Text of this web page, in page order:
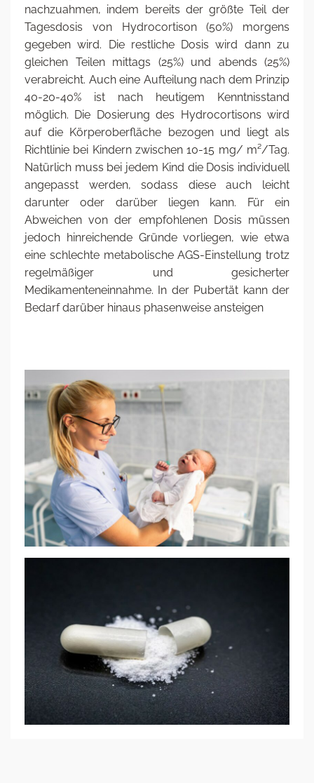
nachzuahmen, indem bereits der größte Teil der
Tagesdosis von Hydrocortison (50%) morgens
gegeben wird. Die restliche Dosis wird dann zu
gleichen Teilen mittags (25%) und abends (25%)
verabreicht. Auch eine Aufteilung nach dem Prinzip
40-20-40% ist nach heutigem Kenntnisstand
möglich. Die Dosierung des Hydrocortisons wird
auf die Körperoberfläche bezogen und liegt als
Richtlinie bei Kindern zwischen 10-15 mg/ m²/Tag.
Natürlich muss bei jedem Kind die Dosis individuell
angepasst werden, sodass diese auch leicht
darunter oder darüber liegen kann. Für ein
Abweichen von der empfohlenen Dosis müssen
jedoch hinreichende Gründe vorliegen, wie etwa
eine schlechte metabolische AGS-Einstellung trotz
regelmäßiger und gesicherter
Medikamenteneinnahme. In der Pubertät kann der
Bedarf darüber hinaus phasenweise ansteigen